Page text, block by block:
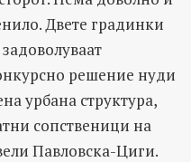
Двете градинки
решение нуди
урбана структура,
сопственици на
Павловска-Циги.